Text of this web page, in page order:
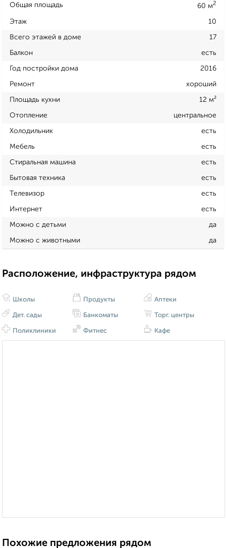
Общая площадь 60 м2
Этаж 10
Всего этажей в доме 17
Балкон есть
Год постройки дома 2016
Ремонт хороший
Площадь кухни 12 м²
Отопление центральное
Холодильник есть
Мебель есть
Стиральная машина есть
Бытовая техника есть
Телевизор есть
Интернет есть
Можно с детьми да
Можно с животными да
Расположение, инфраструктура рядом
Школы
Дет. сады
Поликлиники
Продукты
Банкоматы
Фитнес
Аптеки
Торг. центры
Кафе
Похожие предложения рядом